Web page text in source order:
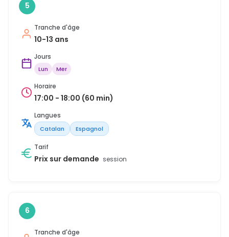
5
Tranche d'âge
10-13 ans
Jours
Lun Mer
Horaire
17:00 - 18:00 (60 min)
Langues
Catalan Espagnol
Tarif
Prix sur demande session
6
Tranche d'âge